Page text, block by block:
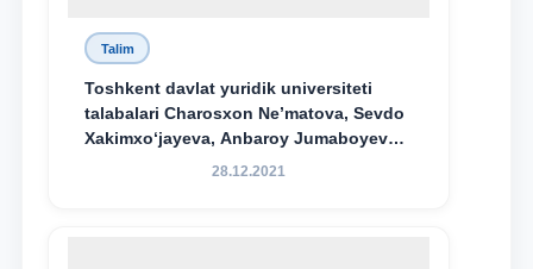
Talim
Toshkent davlat yuridik universiteti
talabalari Charosxon Ne’matova, Sevdo
Xakimxo‘jayeva, Anbaroy Jumaboyeva
hamda TDYU qoshidagi M.S.Vosiqova
28.12.2021